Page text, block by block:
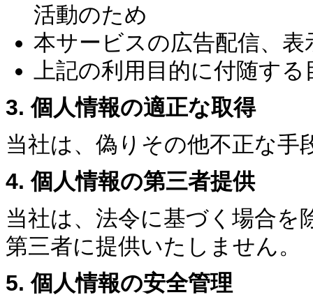
活動のため
本サービスの広告配信、
上記の利用目的に付随す
3. 個人情報の適正な取得
当社は、偽りその他不正な
4. 個人情報の第三者提供
当社は、法令に基づく場合を
第三者に提供いたしません。
5. 個人情報の安全管理